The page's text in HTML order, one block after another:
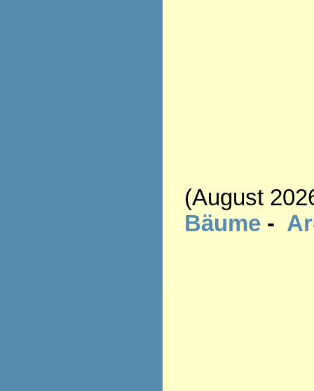
(August
Bäume - A